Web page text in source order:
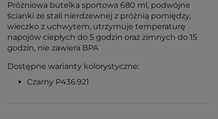
Próżniowa butelka sportowa 680 ml, podwójne
ścianki ze stali nierdzewnej z próżnią pomiędzy,
wieczko z uchwytem, utrzymuje temperaturę
napojów ciepłych do 5 godzin oraz zimnych do 15
godzin, nie zawiera BPA
Dostępne warianty kolorystyczne:
Czarny P436.921